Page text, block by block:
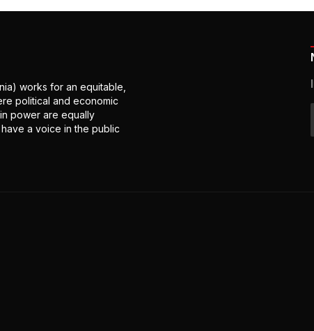
works for an equitable,
political and economic
power are equally
a voice in the public